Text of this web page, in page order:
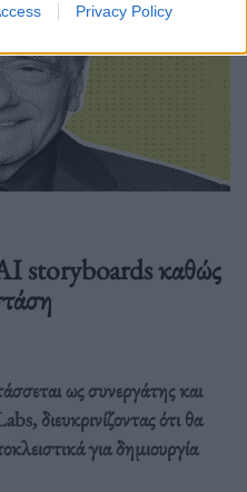
Privacy Policy
storyboards καθώς
ως συνεργάτης και
διευκρινίζοντας ότι θα
για δημιουργία